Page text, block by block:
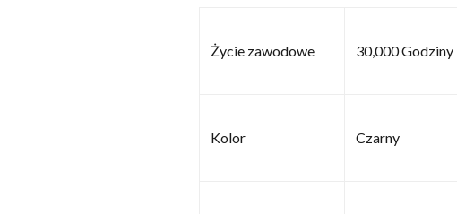
Życie zawodowe 30,000 Godziny
Kolor Czarny